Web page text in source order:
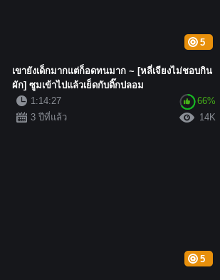
5
เขายังเด็กมากแต่ก็อดทนมาก ~ [หลี่เจียงไม่ชอบกิน
ผัก] ซูมเข้าไปแล้วเย็ดกับดิ๊กปลอม
1:14:27
66%
3 ปีที่แล้ว
14K
5